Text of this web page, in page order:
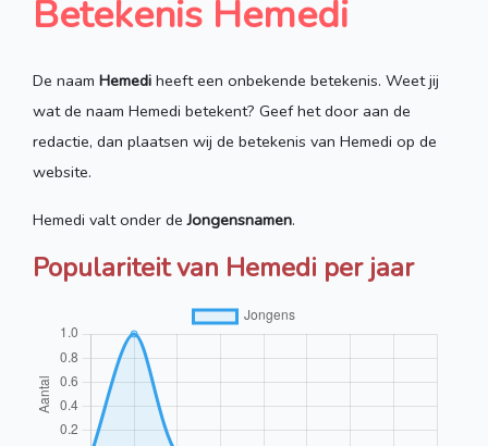
Betekenis Hemedi
De naam Hemedi heeft een onbekende betekenis. Weet jij
wat de naam Hemedi betekent? Geef het door aan de
redactie, dan plaatsen wij de betekenis van Hemedi op de
website.
Hemedi valt onder deJongensnamen.
Populariteit van Hemedi per jaar